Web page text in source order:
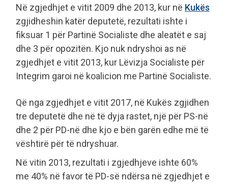
Në zgjedhjet e vitit 2009 dhe 2013, kur në Kukës
zgjidheshin katër deputetë, rezultati ishte i
fiksuar 1 për Partinë Socialiste dhe aleatët e saj
dhe 3 për opozitën. Kjo nuk ndryshoi as në
zgjedhjet e vitit 2013, kur Lëvizja Socialiste për
Integrim garoi në koalicion me Partinë Socialiste.
Që nga zgjedhjet e vitit 2017, në Kukës zgjidhen
tre deputetë dhe në të dyja rastet, një për PS-në
dhe 2 për PD-në dhe kjo e bën garën edhe më të
vështirë për të ndryshuar.
Në vitin 2013, rezultati i zgjedhjeve ishte 60%
me 40% në favor të PD-së ndërsa në zgjedhjet e